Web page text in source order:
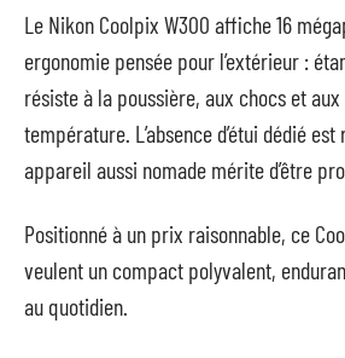
Le Nikon Coolpix W300 affiche 16
ergonomie pensée pour l’extérieur :
résiste à la poussière, aux chocs et
température. L’absence d’étui dédié
appareil aussi nomade mérite d’être
Positionné à un prix raisonnable, ce
veulent un compact polyvalent,
au quotidien.